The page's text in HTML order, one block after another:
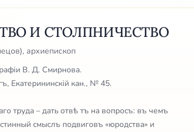
И СТОЛПНИЧЕСТВО
архиепископ
В. Д. Смирнова.
Екатерининскій кан., № 45.
труда – дать отвѣ тъ на вопросъ: въ чемъ
смыслъ подвиговъ «юродства» и